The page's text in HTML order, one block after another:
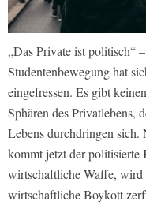
„Das Private ist politisch“
Studentenbewegung hat
eingefressen. Es gibt
Sphären des Privatlebens,
Lebens durchdringen sich.
kommt jetzt der politisierte
wirtschaftliche Waffe,
wirtschaftliche Boykott